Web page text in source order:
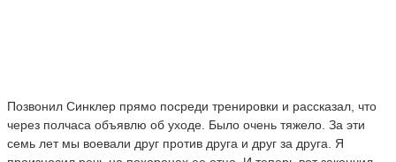
Позвонил Синклер прямо посреди тренировки и рассказал, что
через полчаса объявлю об уходе. Было очень тяжело. За эти
семь лет мы воевали друг против друга и друг за друга. Я